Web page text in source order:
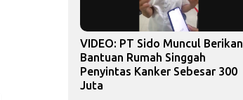
VIDEO: PT Sido Muncul Berikan
Bantuan Rumah Singgah
Penyintas Kanker Sebesar 300
Juta